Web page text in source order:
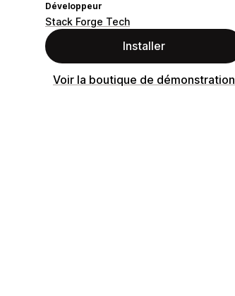
Développeur
Stack Forge Tech
Installer
Voir la boutique de démonstration